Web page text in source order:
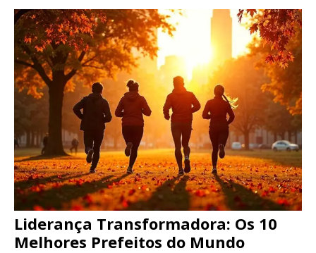
Liderança Transformadora: Os 10
Melhores Prefeitos do Mundo